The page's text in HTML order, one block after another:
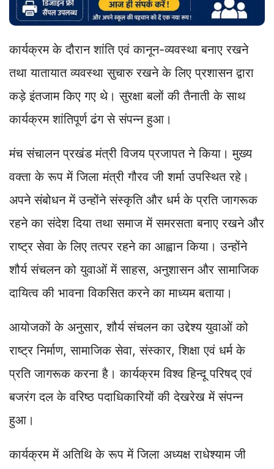
कार्यक्रम के दौरान शांति एवं कानून-व्यवस्था बनाए रखने
तथा यातायात व्यवस्था सुचारु रखने के लिए प्रशासन द्वारा
कड़े इंतजाम किए गए थे। सुरक्षा बलों की तैनाती के साथ
कार्यक्रम शांतिपूर्ण ढंग से संपन्न हुआ।
मंच संचालन प्रखंड मंत्री विजय प्रजापत ने किया। मुख्य
वक्ता के रूप में जिला मंत्री गौरव जी शर्मा उपस्थित रहे।
अपने संबोधन में उन्होंने संस्कृति और धर्म के प्रति जागरूक
रहने का संदेश दिया तथा समाज में समरसता बनाए रखने और
राष्ट्र सेवा के लिए तत्पर रहने का आह्वान किया। उन्होंने
शौर्य संचलन को युवाओं में साहस, अनुशासन और सामाजिक
दायित्व की भावना विकसित करने का माध्यम बताया।
आयोजकों के अनुसार, शौर्य संचलन का उद्देश्य युवाओं को
राष्ट्र निर्माण, सामाजिक सेवा, संस्कार, शिक्षा एवं धर्म के
प्रति जागरूक करना है। कार्यक्रम विश्व हिन्दू परिषद् एवं
बजरंग दल के वरिष्ठ पदाधिकारियों की देखरेख में संपन्न
हुआ।
कार्यक्रम में अतिथि के रूप में जिला अध्यक्ष राधेश्याम जी